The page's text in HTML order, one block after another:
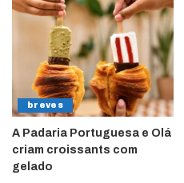
breves
A Padaria Portuguesa e Olá
criam croissants com
gelado